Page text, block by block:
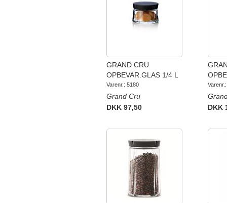
GRAND CRU
OPBEVAR.GLAS 1/4 L
Varenr.: 5180
Grand Cru
DKK 97,50
DKK